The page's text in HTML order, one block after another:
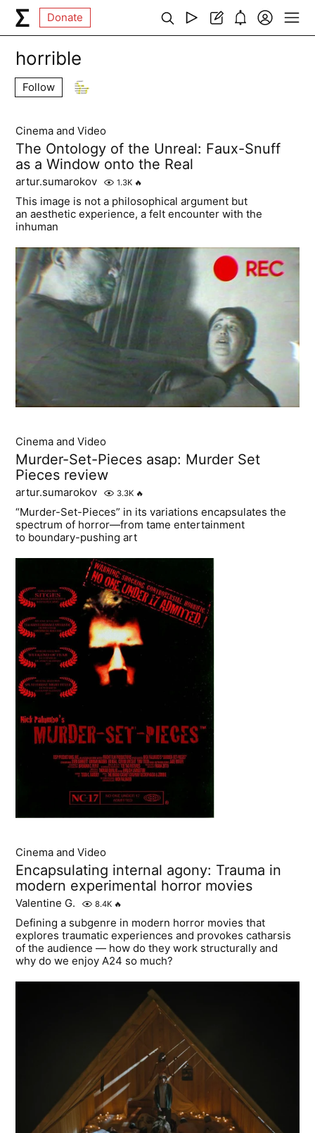
Donate
horrible
Follow
Cinema and Video
The Ontology of the Unreal: Faux-Snuff
as a Window onto the Real
artur.sumarokov 1.3K 🔥
This image is not a philosophical argument but
an aesthetic experience, a felt encounter with the
inhuman
Cinema and Video
Murder-Set-Pieces asap: Murder Set
Pieces review
artur.sumarokov 3.3K 🔥
“Murder-Set-Pieces” in its variations encapsulates the
spectrum of horror—from tame entertainment
to boundary-pushing art
Cinema and Video
Encapsulating internal agony: Trauma in
modern experimental horror movies
Valentine G. 8.4K 🔥
Defining a subgenre in modern horror movies that
explores traumatic experiences and provokes catharsis
of the audience — how do they work structurally and
why do we enjoy A24 so much?